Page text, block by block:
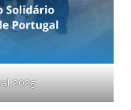
2025